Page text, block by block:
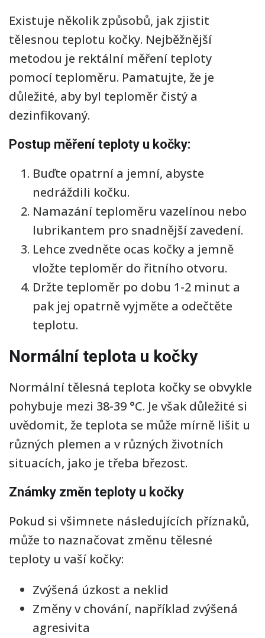
Existuje několik způsobů, jak zjistit
tělesnou teplotu kočky. Nejběžnější
metodou je rektální měření teploty
pomocí teploměru. Pamatujte, že je
důležité, aby byl teploměr čistý a
dezinfikovaný.
Postup měření teploty u kočky:
Buďte opatrní a jemní, abyste
nedráždili kočku.
Namazání teploměru vazelínou nebo
lubrikantem pro snadnější zavedení.
Lehce zvedněte ocas kočky a jemně
vložte teploměr do řitního otvoru.
Držte teploměr po dobu 1-2 minut a
pak jej opatrně vyjměte a odečtěte
teplotu.
Normální teplota u kočky
Normální tělesná teplota kočky se obvykle
pohybuje mezi 38-39 °C. Je však důležité si
uvědomit, že teplota se může mírně lišit u
různých plemen a v různých životních
situacích, jako je třeba březost.
Známky změn teploty u kočky
Pokud si všimnete následujících příznaků,
může to naznačovat změnu tělesné
teploty u vaší kočky:
Zvýšená úzkost a neklid
Změny v chování, například zvýšená
agresivita